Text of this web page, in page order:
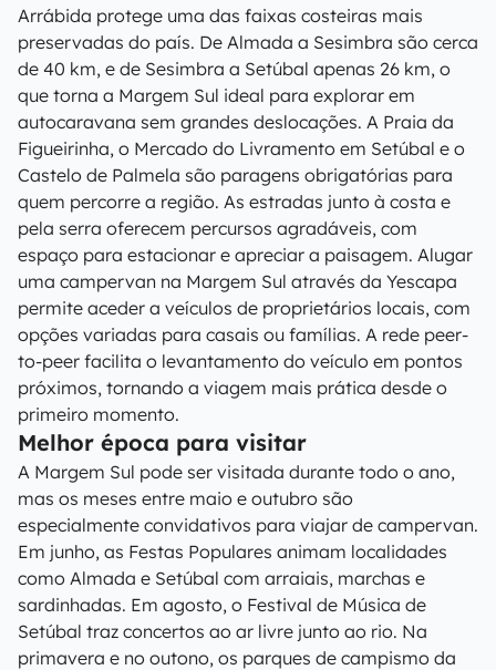
Arrábida protege uma das faixas costeiras mais
preservadas do país. De Almada a Sesimbra são cerca
de 40 km, e de Sesimbra a Setúbal apenas 26 km, o
que torna a Margem Sul ideal para explorar em
autocaravana sem grandes deslocações. A Praia da
Figueirinha, o Mercado do Livramento em Setúbal e o
Castelo de Palmela são paragens obrigatórias para
quem percorre a região. As estradas junto à costa e
pela serra oferecem percursos agradáveis, com
espaço para estacionar e apreciar a paisagem. Alugar
uma campervan na Margem Sul através da Yescapa
permite aceder a veículos de proprietários locais, com
opções variadas para casais ou famílias. A rede peer-
to-peer facilita o levantamento do veículo em pontos
próximos, tornando a viagem mais prática desde o
primeiro momento.
Melhor época para visitar
A Margem Sul pode ser visitada durante todo o ano,
mas os meses entre maio e outubro são
especialmente convidativos para viajar de campervan.
Em junho, as Festas Populares animam localidades
como Almada e Setúbal com arraiais, marchas e
sardinhadas. Em agosto, o Festival de Música de
Setúbal traz concertos ao ar livre junto ao rio. Na
primavera e no outono, os parques de campismo da